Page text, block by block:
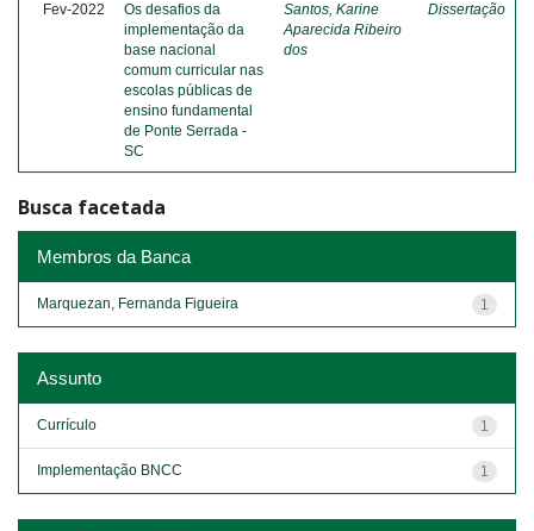
Fev-2022
Os desafios da
implementação da
base nacional
comum curricular nas
escolas públicas de
ensino fundamental
de Ponte Serrada -
SC
Santos, Karine
Aparecida Ribeiro
dos
Dissertação
Busca facetada
Membros da Banca
1
Marquezan, Fernanda Figueira
Assunto
1
Currículo
1
Implementação BNCC